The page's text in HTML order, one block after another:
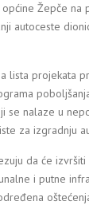
Žepče na
autoceste
lista projekata
se nalaze u
za izgradnju
da će
i putne